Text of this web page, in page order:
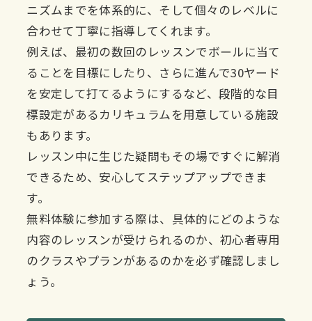
ニズムまでを体系的に、そして個々のレベルに
合わせて丁寧に指導してくれます。
例えば、最初の数回のレッスンでボールに当て
ることを目標にしたり、さらに進んで30ヤード
を安定して打てるようにするなど、段階的な目
標設定があるカリキュラムを用意している施設
もあります。
レッスン中に生じた疑問もその場ですぐに解消
できるため、安心してステップアップできま
す。
無料体験に参加する際は、具体的にどのような
内容のレッスンが受けられるのか、初心者専用
のクラスやプランがあるのかを必ず確認しまし
ょう。